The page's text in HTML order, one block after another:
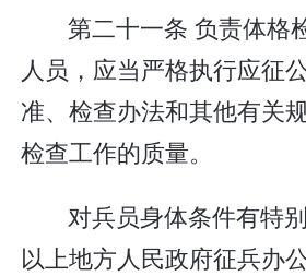
第二十一条 负责体格
人员，应当严格执行应征
准、检查办法和其他有关
检查工作的质量。
对兵员身体条件有特
以上地方人民政府征兵办